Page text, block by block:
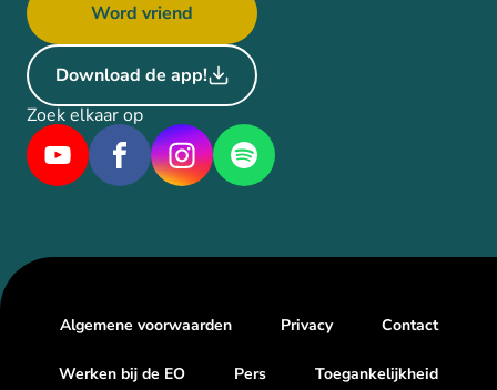
Word vriend
Download de app!
Zoek elkaar op
Algemene voorwaarden Privacy Contact
Werken bij de EO Pers Toegankelijkheid